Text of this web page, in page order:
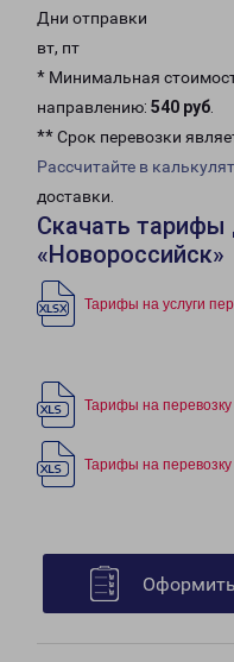
Дни отправки
вт, пт
* Минимальная
направлению: 540 руб.
** Срок перевозки
Рассчитайте в
доставки.
Скачать тарифы
«Новороссийск»
Тарифы на услуги
Тарифы на
Тарифы на